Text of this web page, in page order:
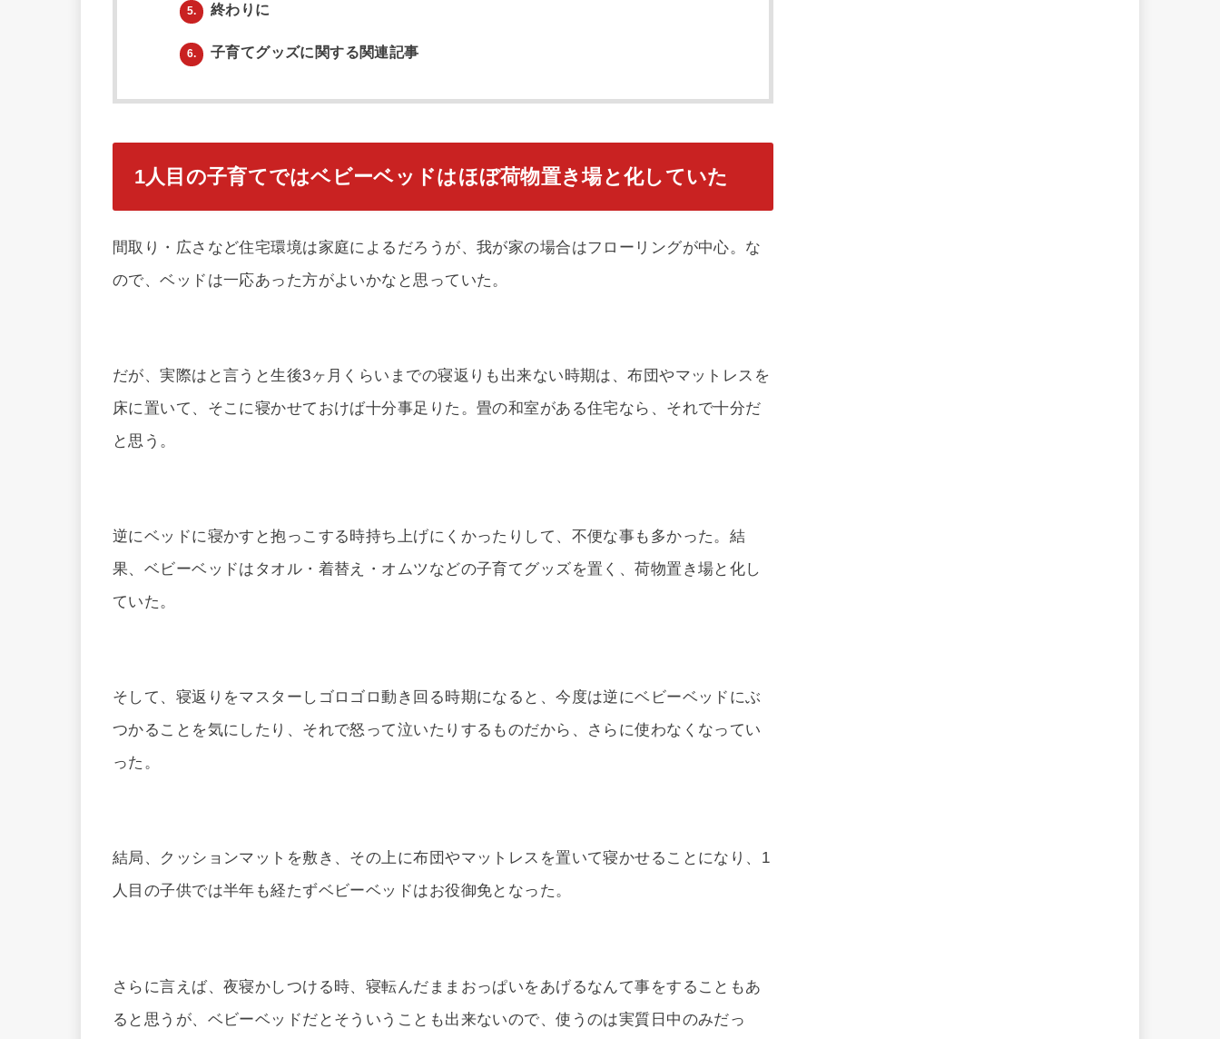
5. 終わりに
6. 子育てグッズに関する関連記事
1人目の子育てではベビーベッドはほぼ荷物置き場と化していた
間取り・広さなど住宅環境は家庭によるだろうが、我が家の場合はフローリングが中心。な
ので、ベッドは一応あった方がよいかなと思っていた。
だが、実際はと言うと生後3ヶ月くらいまでの寝返りも出来ない時期は、布団やマットレスを
床に置いて、そこに寝かせておけば十分事足りた。畳の和室がある住宅なら、それで十分だ
と思う。
逆にベッドに寝かすと抱っこする時持ち上げにくかったりして、不便な事も多かった。結
果、ベビーベッドはタオル・着替え・オムツなどの子育てグッズを置く、荷物置き場と化し
ていた。
そして、寝返りをマスターしゴロゴロ動き回る時期になると、今度は逆にベビーベッドにぶ
つかることを気にしたり、それで怒って泣いたりするものだから、さらに使わなくなってい
った。
結局、クッションマットを敷き、その上に布団やマットレスを置いて寝かせることになり、1
人目の子供では半年も経たずベビーベッドはお役御免となった。
さらに言えば、夜寝かしつける時、寝転んだままおっぱいをあげるなんて事をすることもあ
ると思うが、ベビーベッドだとそういうことも出来ないので、使うのは実質日中のみだっ